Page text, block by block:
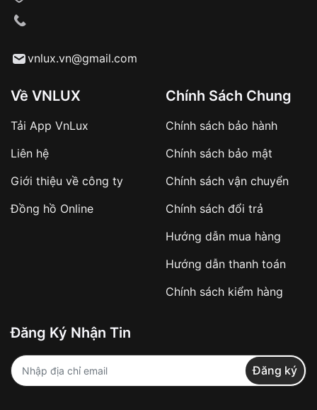
Từ khóa SEO:
sản phẩm đặc biệt
hàng
Số tiền còn lại thanh toán khi nhận hàng hoặc
✔️ Đảm bảo xử lý đơn hàng nhanh chóng
✔️ Hạn chế tình trạng hủy đơn không mong
Từ khóa SEO:
vnlux.vn@gmail.com
Về VNLUX
Tải App VnLux
Liên hệ
Giới thiệu về công ty
Đồng hồ Online
Chính Sách Chung
Chính sách bảo hành
Chính sách bảo mật
Chính sách vận chuyển
Chính sách đổi trả
Hướng dẫn mua hàng
Hướng dẫn thanh toán
Chính sách kiểm hàng
Đăng Ký Nhận Tin
Đăng ký